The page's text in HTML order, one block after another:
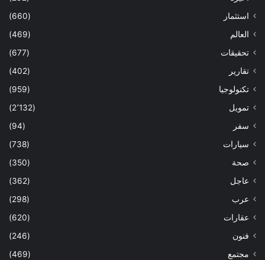
استثمار
(660)
العالم
(469)
تحقيقات
(677)
تقارير
(402)
تكنولوجيا
(959)
تمويل
(2٬132)
سفر
(94)
سيارات
(738)
صحة
(350)
عاجل
(362)
عرب
(298)
عقارات
(620)
فنون
(246)
مجتمع
(469)